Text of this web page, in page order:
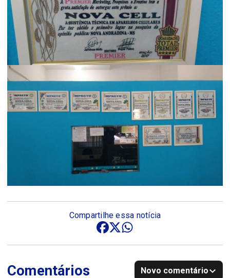
Compartilhe essa notícia
Comentários Novo comentário